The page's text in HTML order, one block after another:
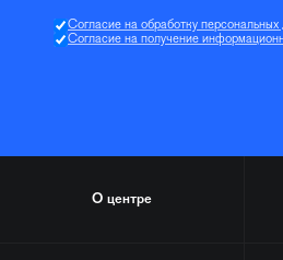
Согласие на обработку персональных
Согласие на получение
О центре